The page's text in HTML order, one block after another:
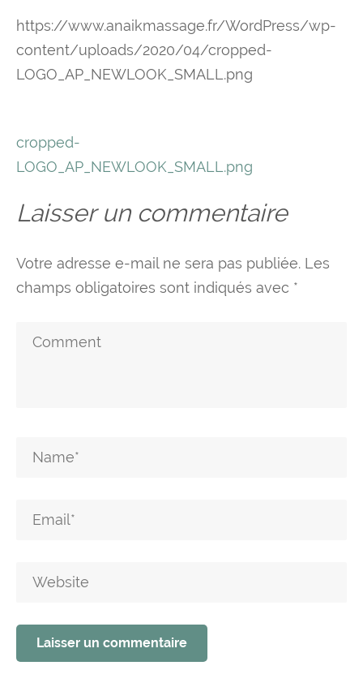
https://www.anaikmassage.fr/WordPress/wp-
content/uploads/2020/04/cropped-
LOGO_AP_NEWLOOK_SMALL.png
Navigation
de
cropped-
LOGO_AP_NEWLOOK_SMALL.png
Laisser un commentaire
Votre adresse e-mail ne sera pas publiée. Les
champs obligatoires sont indiqués avec *